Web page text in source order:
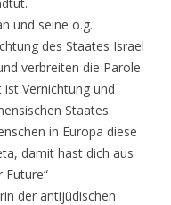
und seine o.g.
des Staates Israel
verbreiten die Parole
Vernichtung und
Staates.
in Europa diese
damit hast dich aus
Future“
der antijüdischen